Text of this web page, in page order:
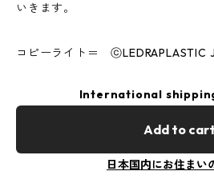
いきます。
コピーライト＝ ⓒLEDRAPLASTIC
International
Add to cart
日本国内にお住まい